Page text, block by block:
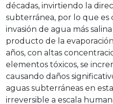
décadas, invirtiendo la
subterránea, por lo que es
invasión de agua más
producto de la
años, con altas
elementos tóxicos, se
causando daños
aguas subterráneas en
irreversible a escala